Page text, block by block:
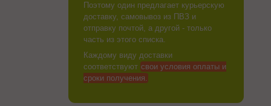
Поэтому один предлагает курьерскую
доставку, самовывоз из ПВЗ и
отправку почтой, а другой - только
часть из этого списка.
Каждому виду доставки
соответствуют свои условия оплаты и
сроки получения.